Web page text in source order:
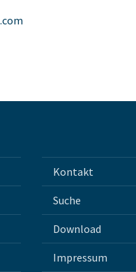
Kontakt
Suche
Download
Impressum